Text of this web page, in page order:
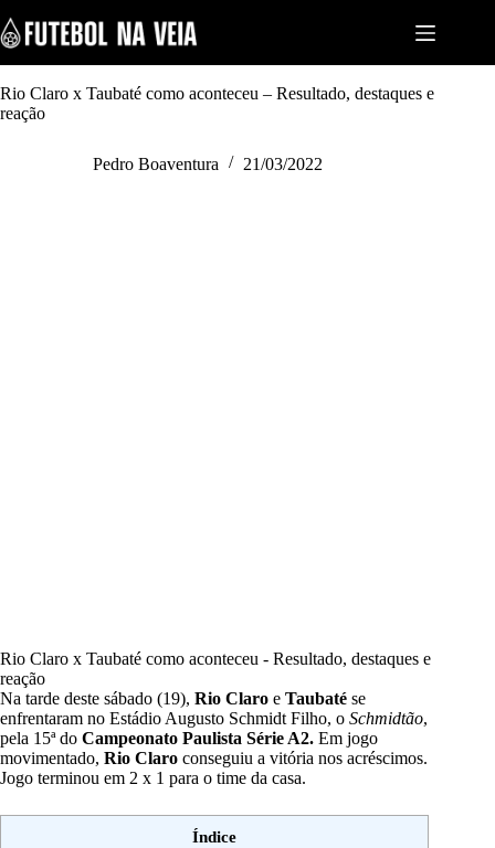
k
i
p
t
o
Rio Claro x Taubaté como aconteceu – Resultado, destaques e
reação
Pedro Boaventura 21/03/2022
Rio Claro x Taubaté como aconteceu - Resultado, destaques e
reação
Na tarde deste sábado (19), Rio Claro e Taubaté se
enfrentaram no Estádio Augusto Schmidt Filho, o Schmidtão,
pela 15ª do Campeonato Paulista Série A2. Em jogo
movimentado, Rio Claro conseguiu a vitória nos acréscimos.
Jogo terminou em 2 x 1 para o time da casa.
Índice